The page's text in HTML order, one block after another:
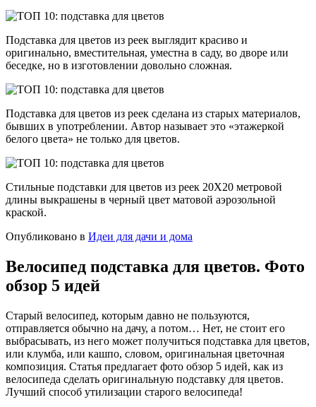
Подставка для цветов из реек выглядит красиво и
оригинально, вместительная, уместна в саду, во дворе или
беседке, но в изготовлении довольно сложная.
Подставка для цветов из реек сделана из старых материалов,
бывших в употреблении. Автор называет это «этажеркой
белого цвета» не только для цветов.
Стильные подставки для цветов из реек 20Х20 метровой
длины выкрашены в черный цвет матовой аэрозольной
краской.
Опубликовано в Идеи для дачи и дома
Велосипед подставка для цветов. Фото
обзор 5 идей
Старый велосипед, которым давно не пользуются,
отправляется обычно на дачу, а потом… Нет, не стоит его
выбрасывать, из него может получиться подставка для цветов,
или клумба, или кашпо, словом, оригинальная цветочная
композиция. Статья предлагает фото обзор 5 идей, как из
велосипеда сделать оригинальную подставку для цветов.
Лучший способ утилизации старого велосипеда!